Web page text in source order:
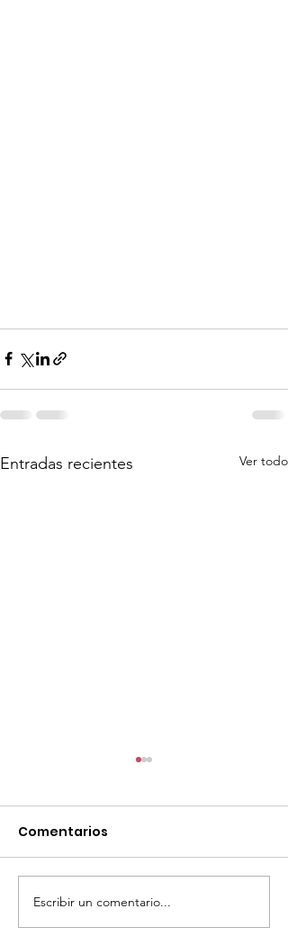
Entradas recientes Ver todo
TourTravelynByFraveo
participó en la
Comentarios
Escribir un comentario...